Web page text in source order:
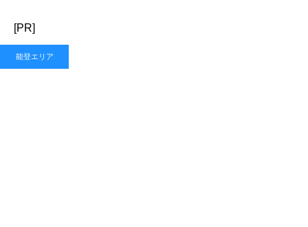
[PR]
能登エリア